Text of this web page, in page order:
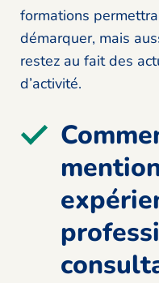
formations
démarquer, mais
restez au fait des
d’activité.